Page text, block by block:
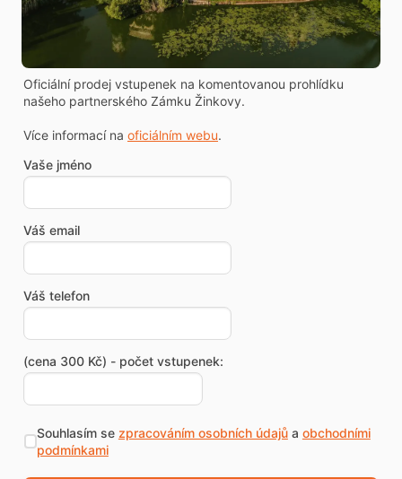
Oficiální prodej vstupenek na komentovanou prohlídku
našeho partnerského Zámku Žinkovy.
Více informací na oficiálním webu.
Vaše jméno
Váš email
Váš telefon
(cena 300 Kč) - počet vstupenek:
Souhlasím se zpracováním osobních údajůa obchodními
podmínkami